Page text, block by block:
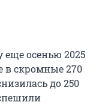
осенью 2025
в скромные 270
до 250